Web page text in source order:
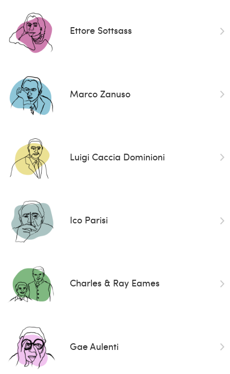
Ettore Sottsass
Marco Zanuso
Luigi Caccia Dominioni
Ico Parisi
Charles & Ray Eames
Gae Aulenti